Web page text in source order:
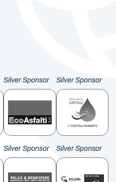
Silver Sponsor Silver Sponsor
Silver Sponsor Silver Sponsor